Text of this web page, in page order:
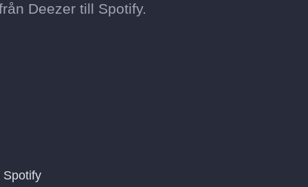
Deezer till Spotify.
Spotify